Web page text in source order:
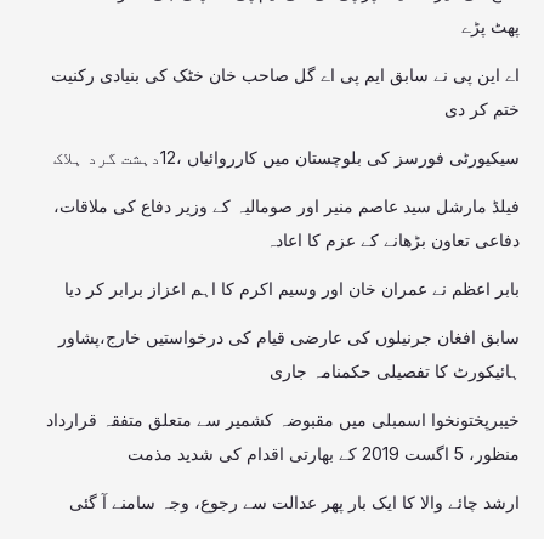
پھٹ پڑے
اے این پی نے سابق ایم پی اے گل صاحب خان خٹک کی بنیادی رکنیت
ختم کر دی
سیکیورٹی فورسز کی بلوچستان میں کارروائیاں ،12دہشت گرد ہلاک
فیلڈ مارشل سید عاصم منیر اور صومالیہ کے وزیر دفاع کی ملاقات،
دفاعی تعاون بڑھانے کے عزم کا اعادہ
بابر اعظم نے عمران خان اور وسیم اکرم کا اہم اعزاز برابر کر دیا
سابق افغان جرنیلوں کی عارضی قیام کی درخواستیں خارج،پشاور
ہائیکورٹ کا تفصیلی حکمنامہ جاری
خیبرپختونخوا اسمبلی میں مقبوضہ کشمیر سے متعلق متفقہ قرارداد
منظور، 5 اگست 2019 کے بھارتی اقدام کی شدید مذمت
ارشد چائے والا کا ایک بار پھر عدالت سے رجوع، وجہ سامنے آ گئی